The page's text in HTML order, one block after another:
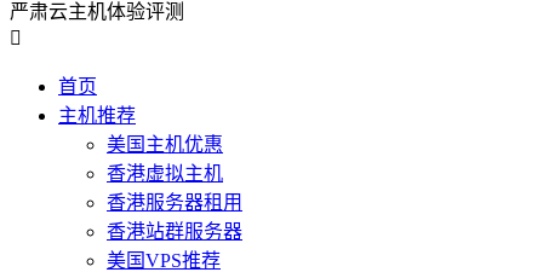
严肃云主机体验评测

首页
主机推荐
美国主机优惠
香港虚拟主机
香港服务器租用
香港站群服务器
美国VPS推荐